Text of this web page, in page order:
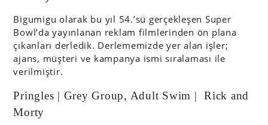
Bigumigu olarak bu yıl 54.’sü gerçekleşen Super
Bowl’da yayınlanan reklam filmlerinden ön plana
çıkanları derledik. Derlememizde yer alan işler;
ajans, müşteri ve kampanya ismi sıralaması ile
verilmiştir.
Pringles | Grey Group, Adult Swim | Rick and
Morty